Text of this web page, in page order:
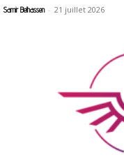
Samir Belhassen - 21 juillet 2026